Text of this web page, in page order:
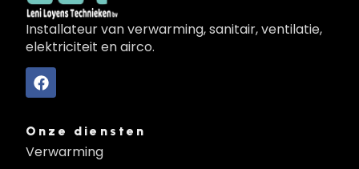
Installateur van verwarming, sanitair, ventilatie,
elektriciteit en airco.
Onze diensten
Verwarming